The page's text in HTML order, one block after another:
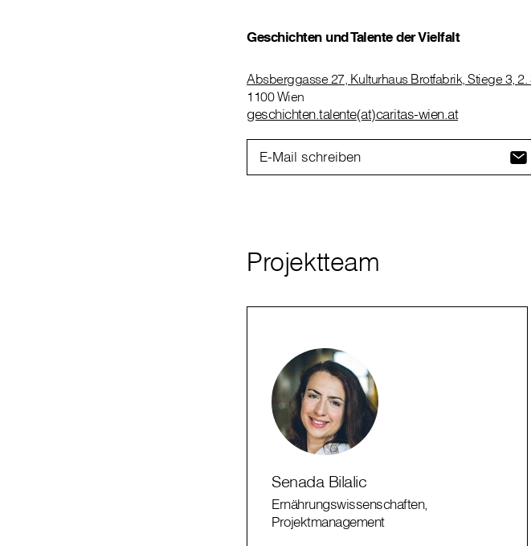
Geschichten und Talente der Vielfalt
Absberggasse 27, Kulturhaus Brotfabrik, Stiege 3, 2.
1100 Wien
geschichten.talente(at)caritas-wien.at
E-Mail schreiben
Projektteam
Senada Bilalic
Ernährungswissenschaften,
Projektmanagement